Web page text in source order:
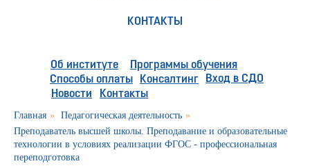
КОНТАКТЫ
Об институте
Программы обучения
Способы оплаты
Консалтинг
Новости
Вход в СДО
Контакты
Главная » Педагогическая деятельность »
Преподаватель высшей школы. Преподавание и образовательные
технологии в условиях реализации ФГОС - профессиональная
переподготовка